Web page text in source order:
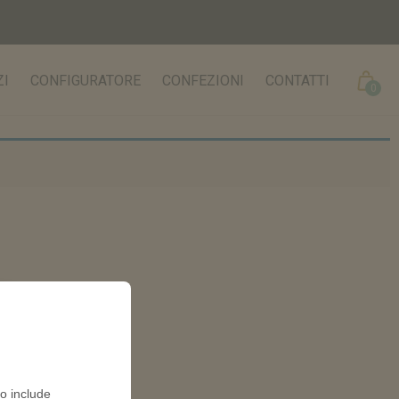
CONFIGURATORE CONFEZIONI CONTATTI
Cart
0
include